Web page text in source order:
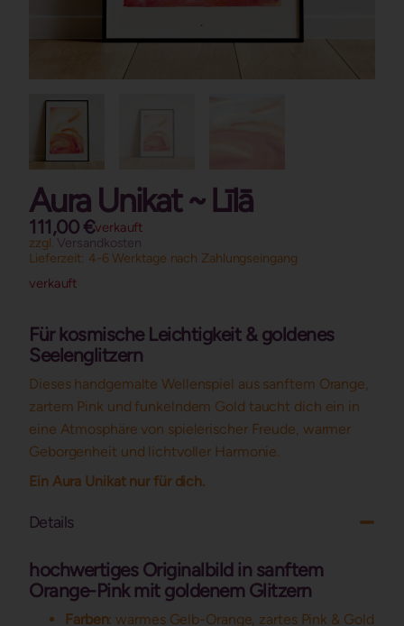
Aura Unikat ~ Līlā
111,00€verkauft
zzgl. Versandkosten
Lieferzeit: 4-6 Werktage nach Zahlungseingang
verkauft
Für kosmische Leichtigkeit & goldenes
Seelenglitzern
Dieses handgemalte Wellenspiel aus sanftem Orange,
zartem Pink und funkelndem Gold taucht dich ein in
eine Atmosphäre von spielerischer Freude, warmer
Geborgenheit und lichtvoller Harmonie.
Ein Aura Unikat nur für dich.
Details
hochwertiges Originalbild in sanftem
Orange-Pink mit goldenem Glitzern
Farben: warmes Gelb-Orange, zartes Pink & Gold